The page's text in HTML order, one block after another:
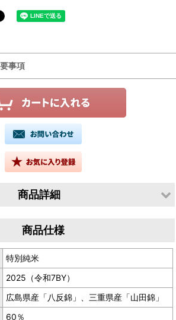
事項
商品詳細
商品仕様
特別純米
2025（令和7BY）
広島県産「八反錦」、三重県産「山田錦」
60％